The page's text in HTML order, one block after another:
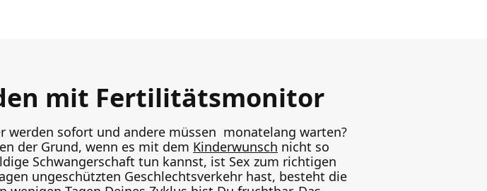
mit Fertilitätsmonitor
werden sofort und andere müssen monatelang warten?
der Grund, wenn es mit dem Kinderwunsch nicht so
Schwangerschaft tun kannst, ist Sex zum richtigen
ungeschützten Geschlechtsverkehr hast, besteht die